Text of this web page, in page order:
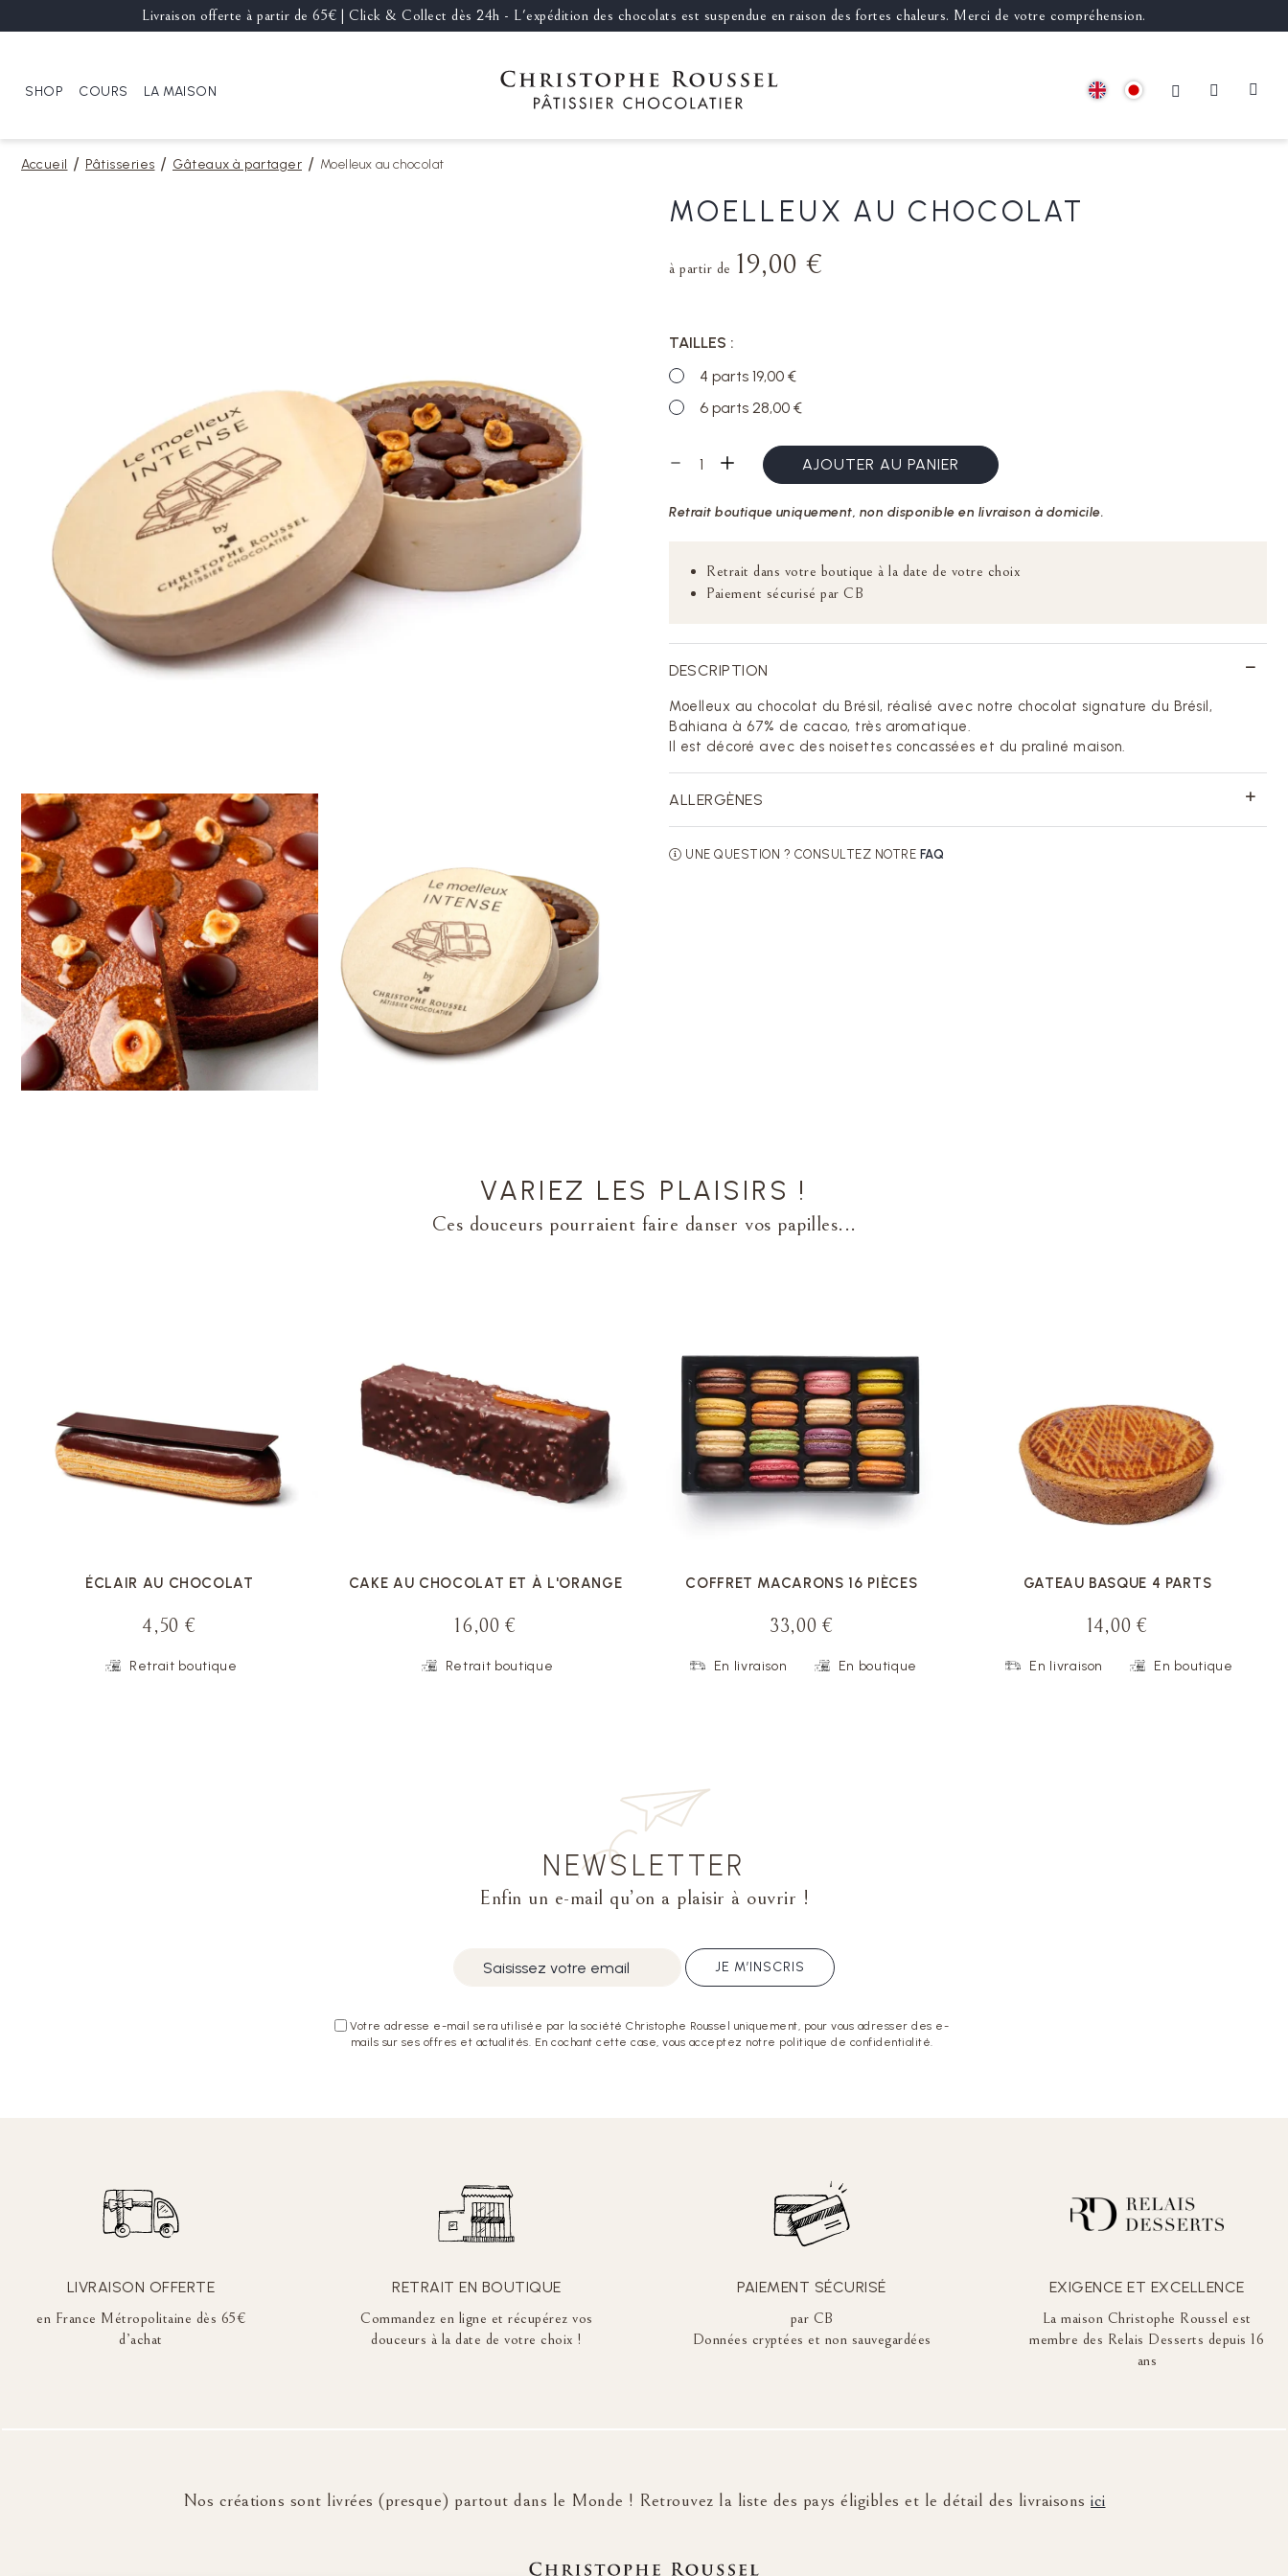
Livraison offerte à partir de 65€ | Click & Collect dès 24h - L'expédition des chocolats est suspendue en raison des fortes chaleurs. Merci de votre compréhension.
SHOP COURS LA MAISON
Accueil Pâtisseries Gâteaux à partager Moelleux au chocolat
MOELLEUX AU CHOCOLAT
à partir de 19,00 €
TAILLES
4 parts 19,00 €
6 parts 28,00 €
AJOUTER AU PANIER
Retrait boutique uniquement, non disponible en livraison à domicile.
Retrait dans votre boutique à la date de votre choix
Paiement sécurisé par CB
DESCRIPTION
Moelleux au chocolat du Brésil, réalisé avec notre chocolat signature du Brésil,
Bahiana à 67% de cacao, très aromatique.
Il est décoré avec des noisettes concassées et du praliné maison.
ALLERGÈNES
UNE QUESTION ? CONSULTEZ NOTRE FAQ
VARIEZ LES PLAISIRS !
Ces douceurs pourraient faire danser vos papilles...
ÉCLAIR AU CHOCOLAT
4,50 €
Retrait boutique
VOIR LA FICHE
CAKE AU CHOCOLAT ET À L'ORANGE
16,00 €
Retrait boutique
VOIR LA FICHE
COFFRET MACARONS 16 PIÈCES
33,00 €
En livraison En boutique
VOIR LA FICHE
GATEAU BASQUE 4 PARTS
14,00 €
En livraison En boutique
VOIR LA FICHE
NEWSLETTER
Enfin un e-mail qu’on a plaisir à ouvrir !
Votre adresse e-mail sera utilisée par la société Christophe Roussel uniquement, pour vous adresser des e-
mails sur ses offres et actualités. En cochant cette case, vous acceptez notre politique de confidentialité.
JE M’INSCRIS
LIVRAISON OFFERTE
en France Métropolitaine dès 65€
d’achat
RETRAIT EN BOUTIQUE
Commandez en ligne et récupérez vos
douceurs à la date de votre choix !
PAIEMENT SÉCURISÉ
par CB
Données cryptées et non sauvegardées
EXIGENCE ET EXCELLENCE
La maison Christophe Roussel est
membre des Relais Desserts depuis 16
ans
Nos créations sont livrées (presque) partout dans le Monde ! Retrouvez la liste des pays éligibles et le détail des livraisons ici